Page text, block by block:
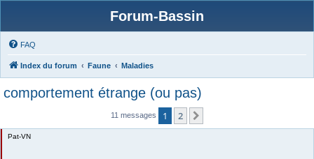
Forum-Bassin
FAQ
Index du forum Faune Maladies
comportement étrange (ou pas)
11 messages 1 2
Pat-VN